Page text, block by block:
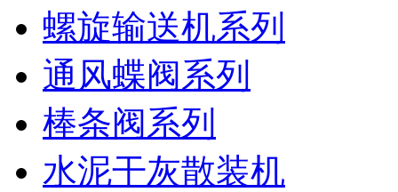
螺旋输送机系列
通风蝶阀系列
棒条阀系列
水泥干灰散装机